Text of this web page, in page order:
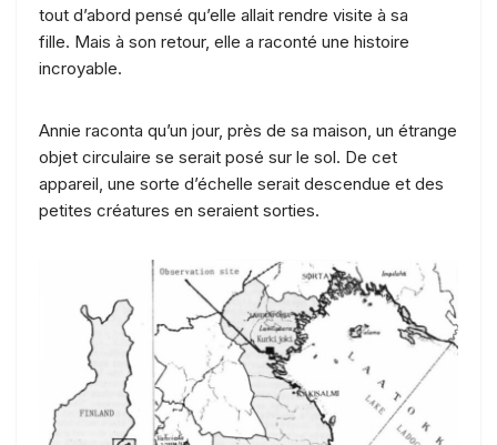
tout d’abord pensé qu’elle allait rendre visite à sa
fille. Mais à son retour, elle a raconté une histoire
incroyable.
Annie raconta qu’un jour, près de sa maison, un étrange
objet circulaire se serait posé sur le sol. De cet
appareil, une sorte d’échelle serait descendue et des
petites créatures en seraient sorties.